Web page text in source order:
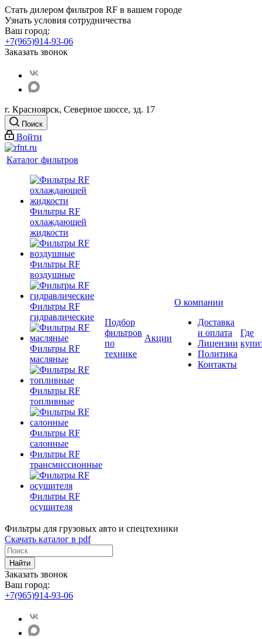
Стать дилером фильтров RF в вашем городе
Узнать условия сотрудничества
Ваш город:
+7(965)914-93-06
Заказать звонок
г. Красноярск, Северное шоссе, зд. 17
Поиск
Войти
Каталог фильтров
Фильтры RF
охлаждающей
жидкости
Фильтры RF
воздушные
Фильтры RF
гидравлические
Фильтры RF
масляные
Фильтры RF
топливные
Фильтры RF
салонные
Фильтры RF
трансмиссионные
Фильтры RF
осушителя
Подбор
фильтров
по
технике
Акции
О компании
Доставка
и оплата
Лицензии
Политика
Контакты
Где
Фильтры для грузовых авто и спецтехники
Скачать каталог в pdf
Найти
Заказать звонок
Ваш город:
+7(965)914-93-06